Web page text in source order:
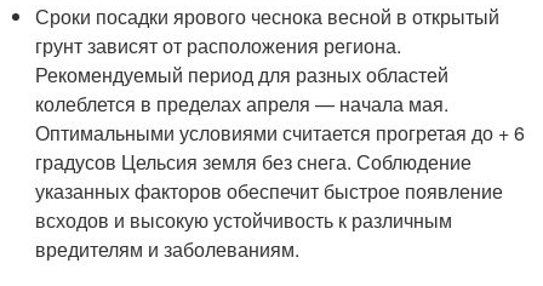
Сроки посадки ярового чеснока весной в открытый
грунт зависят от расположения региона.
Рекомендуемый период для разных областей
колеблется в пределах апреля — начала мая.
Оптимальными условиями считается прогретая до + 6
градусов Цельсия земля без снега. Соблюдение
указанных факторов обеспечит быстрое появление
всходов и высокую устойчивость к различным
вредителям и заболеваниям.